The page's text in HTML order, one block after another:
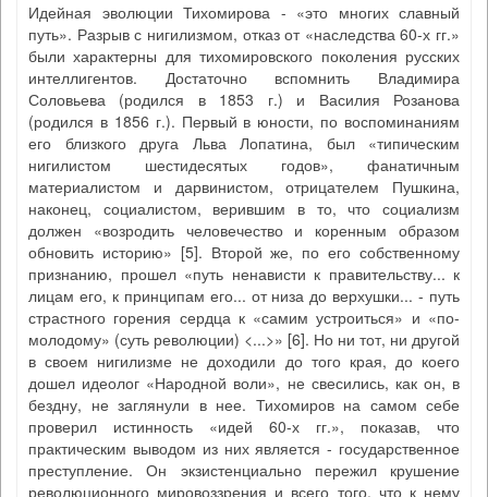
Идейная эволюции Тихомирова - «это многих славный
путь». Разрыв с нигилизмом, отказ от «наследства 60-х гг.»
были характерны для тихомировского поколения русских
интеллигентов. Достаточно вспомнить Владимира
Соловьева (родился в 1853 г.) и Василия Розанова
(родился в 1856 г.). Первый в юности, по воспоминаниям
его близкого друга Льва Лопатина, был «типическим
нигилистом шестидесятых годов», фанатичным
материалистом и дарвинистом, отрицателем Пушкина,
наконец, социалистом, верившим в то, что социализм
должен «возродить человечество и коренным образом
обновить историю» [5]. Второй же, по его собственному
признанию, прошел «путь ненависти к правительству... к
лицам его, к принципам его... от низа до верхушки... - путь
страстного горения сердца к «самим устроиться» и «по-
молодому» (суть революции) <...>» [6]. Но ни тот, ни другой
в своем нигилизме не доходили до того края, до коего
дошел идеолог «Народной воли», не свесились, как он, в
бездну, не заглянули в нее. Тихомиров на самом себе
проверил истинность «идей 60-х гг.», показав, что
практическим выводом из них является - государственное
преступление. Он экзистенциально пережил крушение
революционного мировоззрения и всего того, что к нему